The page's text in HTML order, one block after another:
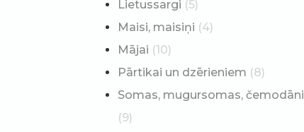
Lietussargi (5)
Maisi, maisiņi (4)
Mājai (10)
Pārtikai un dzērieniem (8)
Somas, mugursomas, čemodāni
(9)